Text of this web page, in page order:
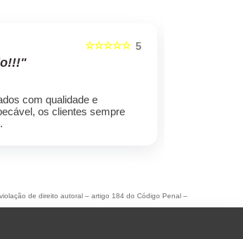
5
☆☆☆☆☆
com qualidade e
os clientes sempre
de direito autoral – artigo 184 do Código Penal –